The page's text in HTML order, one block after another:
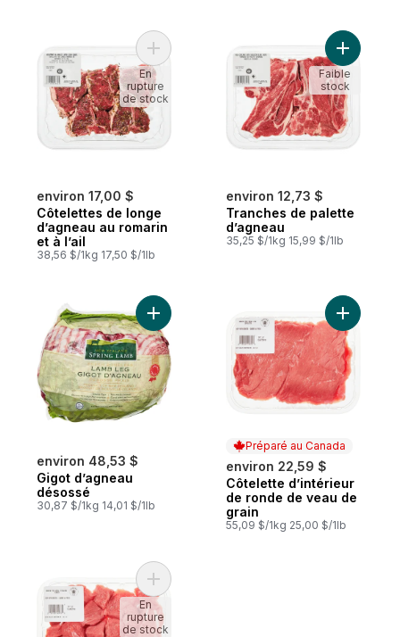
environ 17,00 $
Côtelettes de longe
d’agneau au romarin
et à l’ail
38,56 $/1kg 17,50 $/1lb
Ajouter Côtelettes de longe d’agneau au
En
rupture
de stock
environ 12,73 $
Tranches de palette
d’agneau
35,25 $/1kg 15,99 $/1lb
Ajouter
Faible
stock
environ 48,53 $
Gigot d’agneau
désossé
30,87 $/1kg 14,01 $/1lb
Ajouter Gigot d’agneau désossé au
Préparé au Canada
environ 22,59 $
Préparé au Canada
Côtelette d’intérieur
de ronde de veau de
grain
55,09 $/1kg 25,00 $/1lb
Ajouter
Ajouter Cubes de veau nourri aux grains
En
rupture
de stock